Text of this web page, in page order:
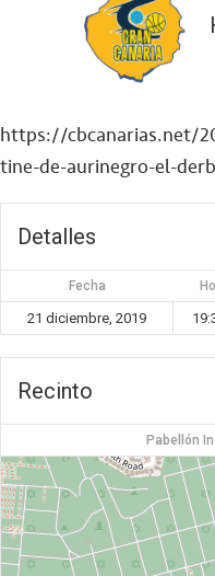
https://cbcanarias.net/
tine-de-aurinegro-el-
Detalles
Fecha
21 diciembre, 2019
Recinto
Pabellón